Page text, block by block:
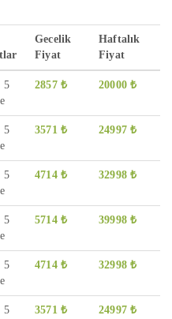
Gecelik
Fiyat
Haftalık
Fiyat
5
2857 ₺ 20000 ₺
5
3571 ₺ 24997 ₺
5
4714 ₺ 32998 ₺
5
5714 ₺ 39998 ₺
5
4714 ₺ 32998 ₺
5
3571 ₺ 24997 ₺